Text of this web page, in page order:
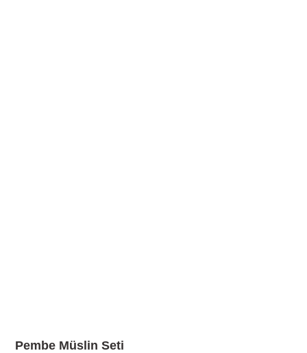
Pembe Müslin Seti